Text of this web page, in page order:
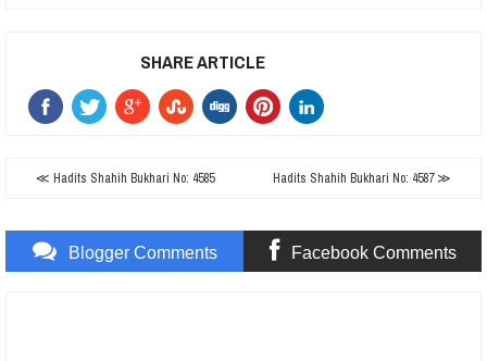
SHARE ARTICLE
≪ Hadits Shahih Bukhari No: 4585 Hadits Shahih Bukhari No: 4587 ≫
Blogger Comments Facebook Comments